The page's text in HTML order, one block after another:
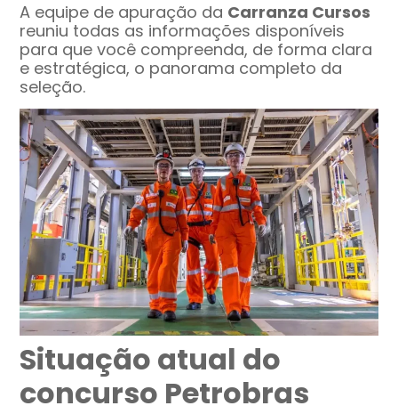
A equipe de apuração da Carranza Cursos
reuniu todas as informações disponíveis
para que você compreenda, de forma clara
e estratégica, o panorama completo da
seleção.
Situação atual do
concurso Petrobras